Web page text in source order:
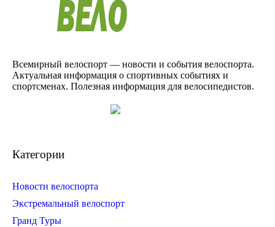
Всемирный велоспорт — новости и события велоспорта.
Актуальная информация о спортивных событиях и
спортсменах. Полезная информация для велосипедистов.
Категории
Новости велоспорта
Экстремальный велоспорт
Гранд Туры